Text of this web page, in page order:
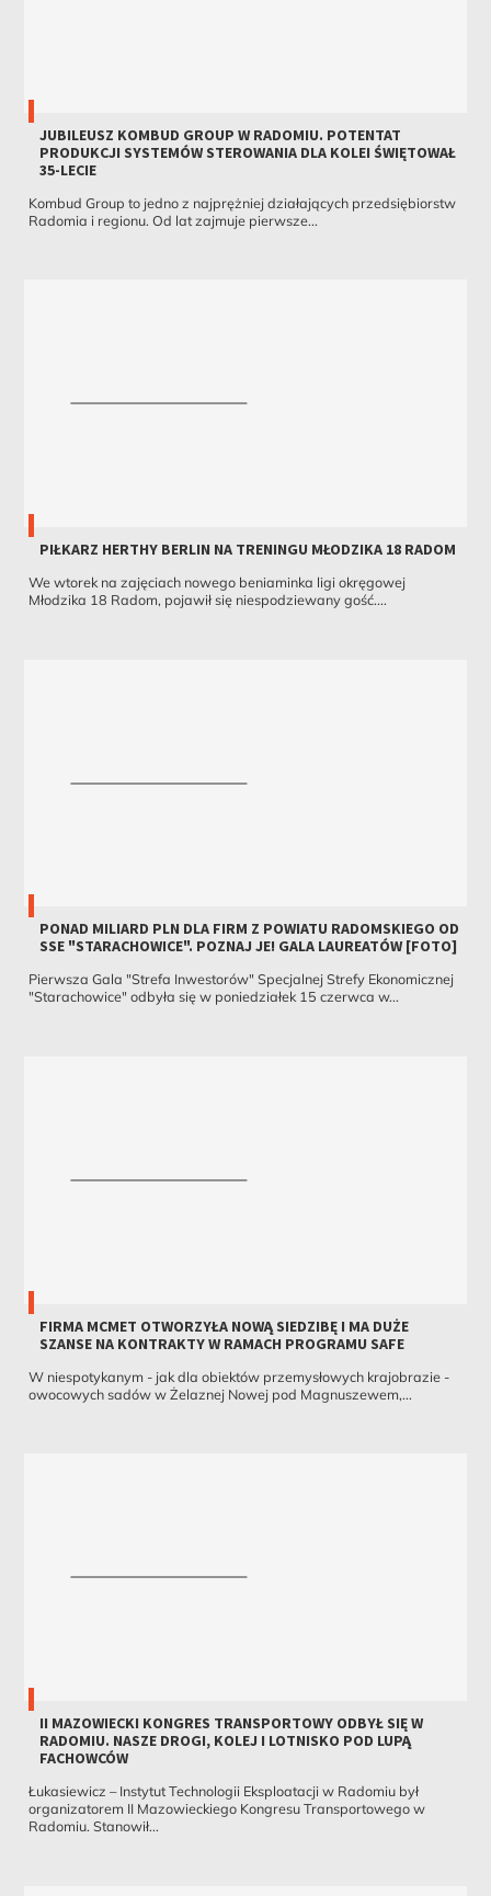
JUBILEUSZ KOMBUD GROUP W RADOMIU. POTENTAT
PRODUKCJI SYSTEMÓW STEROWANIA DLA KOLEI ŚWIĘTOWAŁ
35-LECIE
Kombud Group to jedno z najprężniej działających przedsiębiorstw
Radomia i regionu. Od lat zajmuje pierwsze...
PIŁKARZ HERTHY BERLIN NA TRENINGU MŁODZIKA 18 RADOM
We wtorek na zajęciach nowego beniaminka ligi okręgowej
Młodzika 18 Radom, pojawił się niespodziewany gość....
PONAD MILIARD PLN DLA FIRM Z POWIATU RADOMSKIEGO OD
SSE "STARACHOWICE". POZNAJ JE! GALA LAUREATÓW [FOTO]
Pierwsza Gala "Strefa Inwestorów" Specjalnej Strefy Ekonomicznej
"Starachowice" odbyła się w poniedziałek 15 czerwca w...
FIRMA MCMET OTWORZYŁA NOWĄ SIEDZIBĘ I MA DUŻE
SZANSE NA KONTRAKTY W RAMACH PROGRAMU SAFE
W niespotykanym - jak dla obiektów przemysłowych krajobrazie -
owocowych sadów w Żelaznej Nowej pod Magnuszewem,...
II MAZOWIECKI KONGRES TRANSPORTOWY ODBYŁ SIĘ W
RADOMIU. NASZE DROGI, KOLEJ I LOTNISKO POD LUPĄ
FACHOWCÓW
Łukasiewicz – Instytut Technologii Eksploatacji w Radomiu był
organizatorem II Mazowieckiego Kongresu Transportowego w
Radomiu. Stanowił...